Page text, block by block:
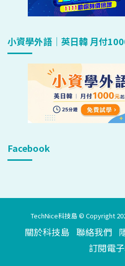
小資學外語｜英日韓 月付
Facebook
TechNice科技島 © Copyright
關於科技島 聯絡我們
訂閱電